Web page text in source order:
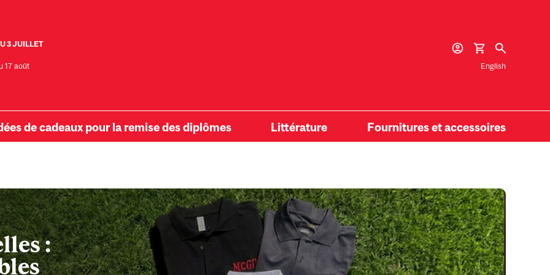
3 JUILLET
17 août English
de cadeaux pour la remise des diplômes Littérature Fournitures et accessoires
: